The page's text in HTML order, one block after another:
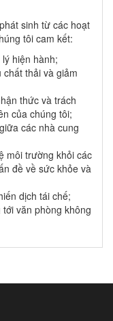
sinh từ các hoạt
tôi cam kết:
hiện hành;
thải và giảm
thức và trách
của chúng tôi;
các nhà cung
môi trường khỏi các
đề về sức khỏe và
dịch tái chế;
văn phòng không